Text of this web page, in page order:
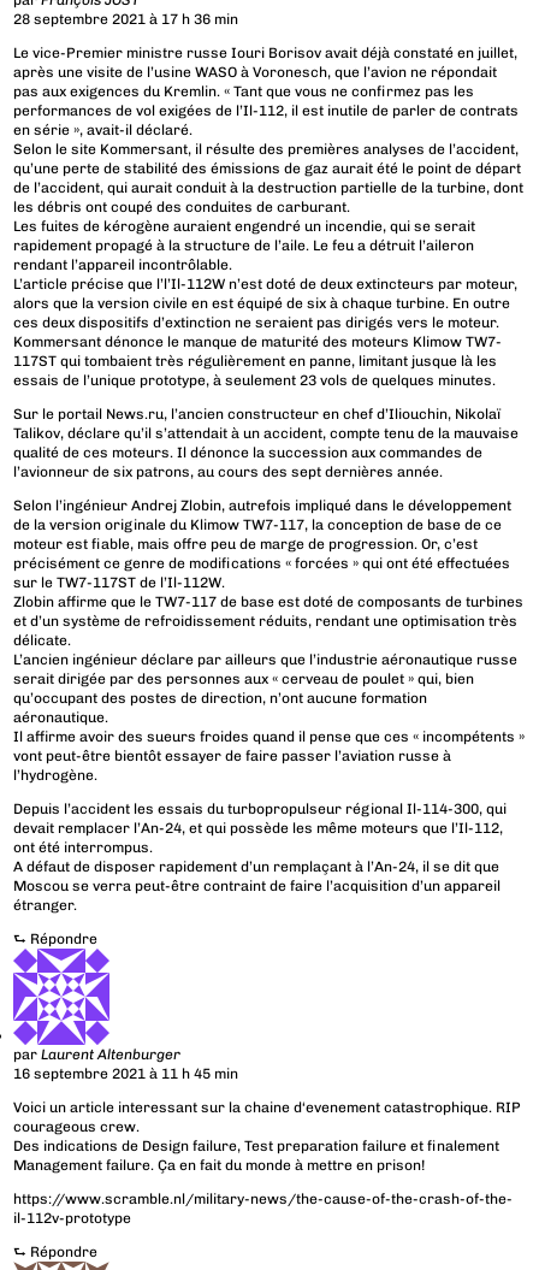
28 septembre 2021 à 17 h 36 min
Le vice-Premier ministre russe Iouri Borisov avait déjà constaté en juillet,
après une visite de l’usine WASO à Voronesch, que l’avion ne répondait
pas aux exigences du Kremlin. « Tant que vous ne confirmez pas les
performances de vol exigées de l’Il-112, il est inutile de parler de contrats
en série », avait-il déclaré.
Selon le site Kommersant, il résulte des premières analyses de l’accident,
qu’une perte de stabilité des émissions de gaz aurait été le point de départ
de l’accident, qui aurait conduit à la destruction partielle de la turbine, dont
les débris ont coupé des conduites de carburant.
Les fuites de kérogène auraient engendré un incendie, qui se serait
rapidement propagé à la structure de l’aile. Le feu a détruit l’aileron
rendant l’appareil incontrôlable.
L’article précise que l’l’Il-112W n’est doté de deux extincteurs par moteur,
alors que la version civile en est équipé de six à chaque turbine. En outre
ces deux dispositifs d’extinction ne seraient pas dirigés vers le moteur.
Kommersant dénonce le manque de maturité des moteurs Klimow TW7-
117ST qui tombaient très régulièrement en panne, limitant jusque là les
essais de l’unique prototype, à seulement 23 vols de quelques minutes.
Sur le portail News.ru, l’ancien constructeur en chef d’Iliouchin, Nikolaï
Talikov, déclare qu’il s’attendait à un accident, compte tenu de la mauvaise
qualité de ces moteurs. Il dénonce la succession aux commandes de
l’avionneur de six patrons, au cours des sept dernières année.
Selon l’ingénieur Andrej Zlobin, autrefois impliqué dans le développement
de la version originale du Klimow TW7-117, la conception de base de ce
moteur est fiable, mais offre peu de marge de progression. Or, c’est
précisément ce genre de modifications « forcées » qui ont été effectuées
sur le TW7-117ST de l’Il-112W.
Zlobin affirme que le TW7-117 de base est doté de composants de turbines
et d’un système de refroidissement réduits, rendant une optimisation très
délicate.
L’ancien ingénieur déclare par ailleurs que l’industrie aéronautique russe
serait dirigée par des personnes aux « cerveau de poulet » qui, bien
qu’occupant des postes de direction, n’ont aucune formation
aéronautique.
Il affirme avoir des sueurs froides quand il pense que ces « incompétents »
vont peut-être bientôt essayer de faire passer l’aviation russe à
l’hydrogène.
Depuis l’accident les essais du turbopropulseur régional Il-114-300, qui
devait remplacer l’An-24, et qui possède les même moteurs que l’Il-112,
ont été interrompus.
A défaut de disposer rapidement d’un remplaçant à l’An-24, il se dit que
Moscou se verra peut-être contraint de faire l’acquisition d’un appareil
étranger.
⮑ Répondre
parLaurent Altenburger
16 septembre 2021 à 11 h 45 min
Voici un article interessant sur la chaine d‘evenement catastrophique. RIP
courageous crew.
Des indications de Design failure, Test preparation failure et finalement
Management failure. Ça en fait du monde à mettre en prison!
https://www.scramble.nl/military-news/the-cause-of-the-crash-of-the-
il-112v-prototype
⮑ Répondre